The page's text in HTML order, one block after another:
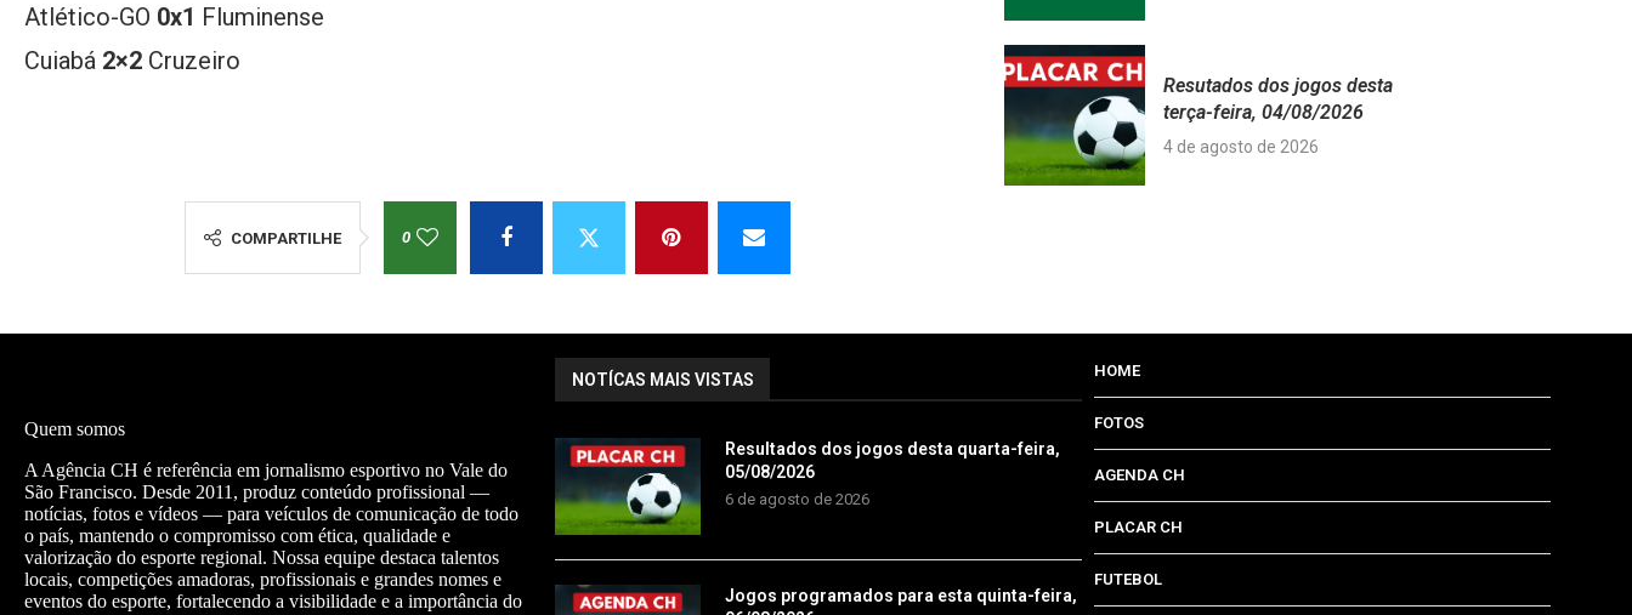
Atlético-GO 0x1 Fluminense
Cuiabá 2×2 Cruzeiro
COMPARTILHE 0
Resutados dos jogos desta
terça-feira, 04/08/2026
4 de agosto de 2026
Quem somos
A Agência CH é referência em jornalismo esportivo no Vale do
São Francisco. Desde 2011, produz conteúdo profissional —
notícias, fotos e vídeos — para veículos de comunicação de todo
o país, mantendo o compromisso com ética, qualidade e
valorização do esporte regional. Nossa equipe destaca talentos
locais, competições amadoras, profissionais e grandes nomes e
eventos do esporte, fortalecendo a visibilidade e a importância do
NOTÍCAS MAIS VISTAS
Resultados dos jogos desta quarta-feira,
05/08/2026
6 de agosto de 2026
Jogos programados para esta quinta-feira,
HOME
FOTOS
AGENDA CH
PLACAR CH
FUTEBOL